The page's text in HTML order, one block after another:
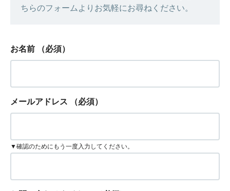
ちらのフォームよりお気軽にお尋ねください。
お名前 （必須）
メールアドレス （必須）
▼確認のためにもう一度入力してください。